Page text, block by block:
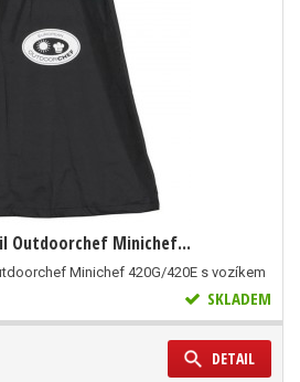
Outdoorchef Minichef...
Minichef 420G/420E s vozíkem
SKLADEM
DETAIL